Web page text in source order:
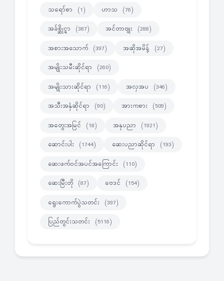
သရော်စာ (1) ဟာသ (76)
အခ်စ္ဆိုင္ရာ (387) အင်တာဗျုး (288)
အစားအသောက် (397) အဆိုအမိန့် (27)
အမျိုးသမီးဆိုင်ရာ (260)
အမျိုးသားဆိုင်ရာ (116) အလှအပ (346)
အသီးအနှံဆိုင်ရာ (90) အားကစား (509)
အတွေးအမြင် (18) အနုပညာ (1921)
ဆောင်းပါး (1744) ဆေးပညာဆိုင်ရာ (193)
ဆေးဖက်ဝင်အပင်အကြောင်း (110)
ဆေးမြီးတို (87) ဗေဒင် (154)
ရွေးကောက်ပွဲသတင်း (397)
ပြည်တွင်းသတင်း (5116)